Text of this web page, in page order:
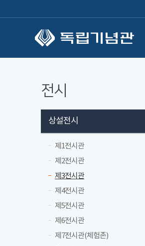
전시
상설전시
제1전시관
제2전시관
제3전시관
제4전시관
제5전시관
제6전시관
제7전시관(체험존)